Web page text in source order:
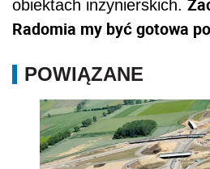
obiektach inżynierskich.
Radomia my być gotowa
POWIĄZANE